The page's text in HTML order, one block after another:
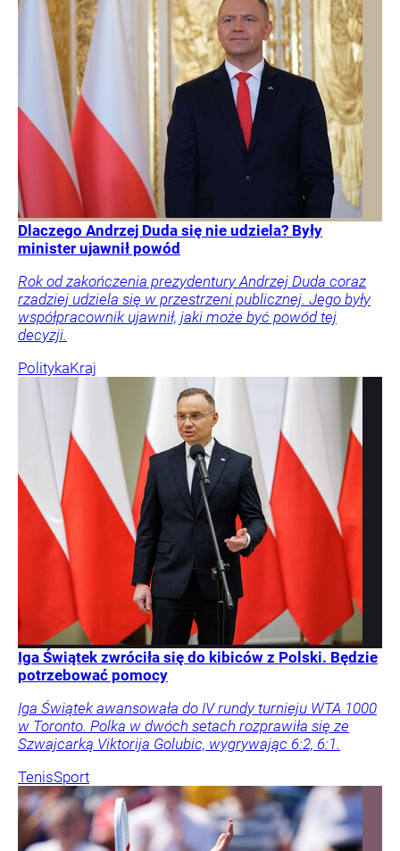
Dlaczego Andrzej Duda się nie udziela? Były
minister ujawnił powód
Rok od zakończenia prezydentury Andrzej Duda coraz
rzadziej udziela się w przestrzeni publicznej. Jego były
współpracownik ujawnił, jaki może być powód tej
decyzji.
PolitykaKraj
Iga Świątek zwróciła się do kibiców z Polski. Będzie
potrzebować pomocy
Iga Świątek awansowała do IV rundy turnieju WTA 1000
w Toronto. Polka w dwóch setach rozprawiła się ze
Szwajcarką Viktorija Golubic, wygrywając 6:2, 6:1.
TenisSport